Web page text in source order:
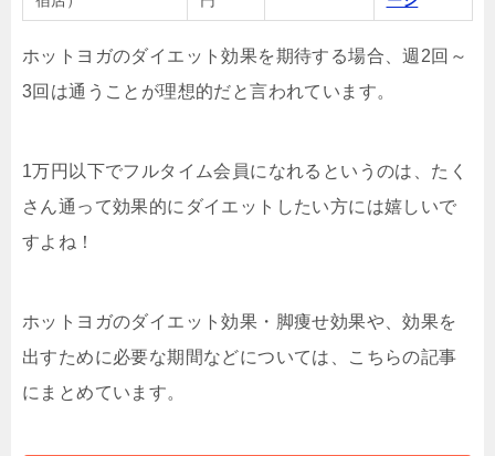
ホットヨガのダイエット効果を期待する場合、週2回～
3回は通うことが理想的だと言われています。
1万円以下でフルタイム会員になれるというのは、たく
さん通って効果的にダイエットしたい方には嬉しいで
すよね！
ホットヨガのダイエット効果・脚痩せ効果や、効果を
出すために必要な期間などについては、こちらの記事
にまとめています。